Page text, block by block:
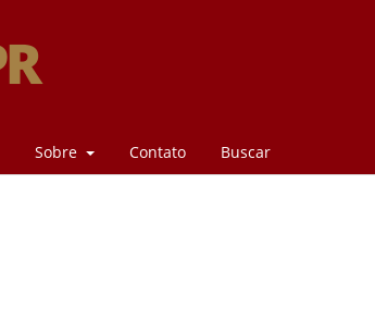
Sobre Contato Buscar